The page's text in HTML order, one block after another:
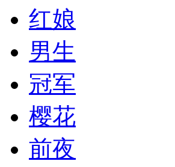
红娘
男生
冠军
樱花
前夜